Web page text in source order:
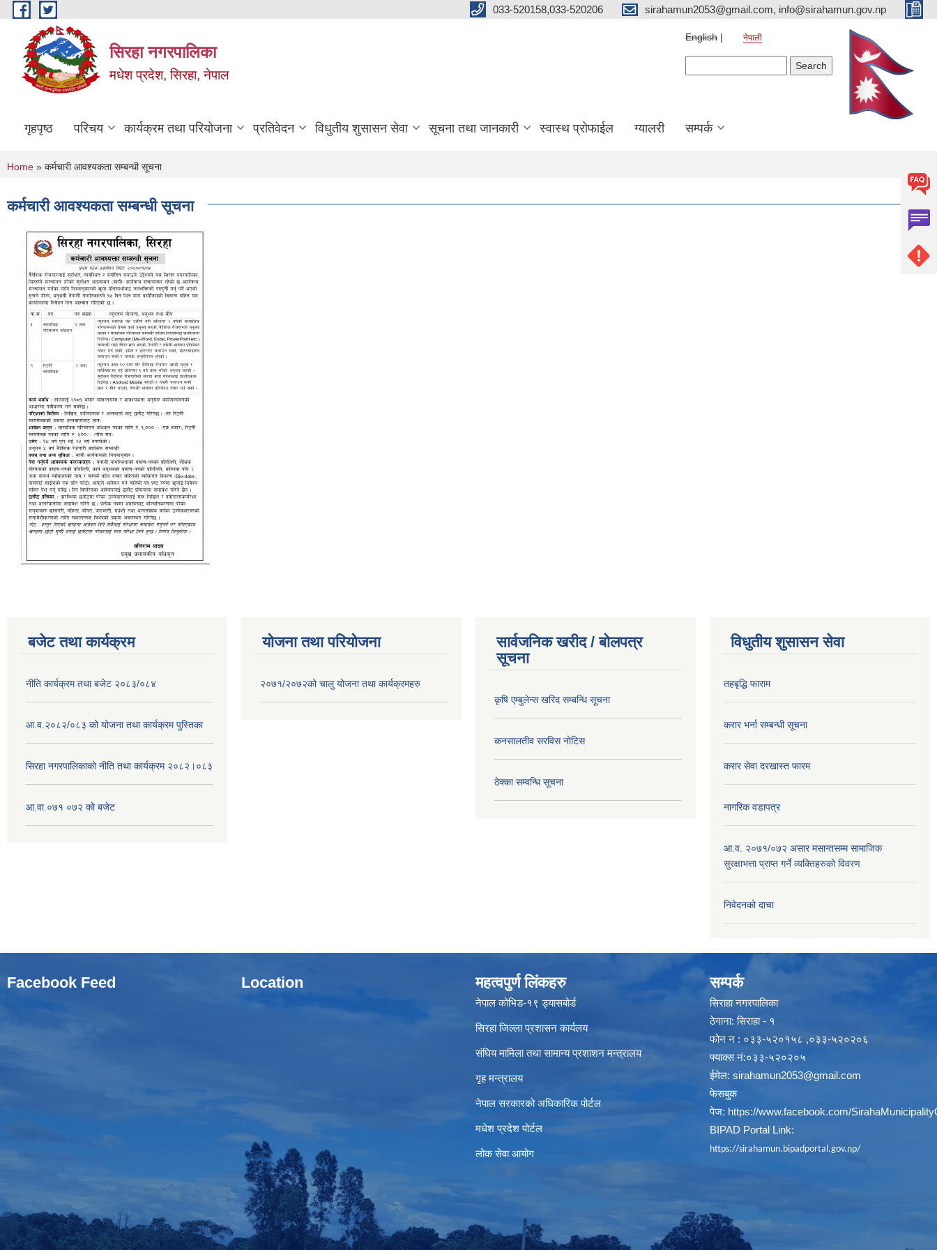
Skip to main content 033-520158,033-520206 sirahamun2053@gmail.com, info@sirahamun.gov.np
सिरहा नगरपालिका
मधेश प्रदेश, सिरहा, नेपाल
English नेपाली
गृहपृष्ठ परिचय कार्यक्रम तथा परियोजना प्रतिवेदन विधुतीय शुसासन सेवा सूचना तथा जानकारी स्वास्थ प्रोफाईल ग्यालरी सम्पर्क
You are here
Home » कर्मचारी आवश्यकता सम्बन्धी सूचना
कर्मचारी आवश्यकता सम्बन्धी सूचना
बजेट तथा कार्यक्रम
नीति कार्यक्रम तथा बजेट २०८३/०८४
आ.व.२०८२/०८३ को योजना तथा कार्यक्रम पुस्तिका
सिरहा नगरपालिकाको नीति तथा कार्यक्रम २०८२।०८३
आ.वा.०७१ ०७२ को बजेट
योजना तथा परियोजना
२०७१/२०७२को चालु योजना तथा कार्यक्रमहरु
सार्वजनिक खरीद / बोलपत्र
सूचना
कृषि एम्बुलेन्स खरिद सम्बन्धि सूचना
कनसालतीव सरविस नोटिस
ठेक्का सम्वन्धि सूचना
विधुतीय शुसासन सेवा
तहबृद्धि फाराम
करार भर्ना सम्बन्धी सूचना
करार सेवा दरखास्त फारम
नागरिक वडापत्र
आ.व. २०७१/०७२ असार मसान्तसम्म सामाजिक
सुरक्षाभत्ता प्राप्त गर्ने व्यक्तिहरुको विवरण
निवेदनको दाचा
Facebook Feed Location महत्वपुर्ण लिंकहरु
नेपाल कोभिड-१९ ड्यासबोर्ड
सिरहा जिल्ला प्रशासन कार्यलय
संघिय मामिला तथा सामान्य प्रशाशन मन्त्रालय
गृह मन्त्रालय
नेपाल सरकारको अधिकारिक पोर्टल
मधेश प्रदेश पोर्टल
लोक सेवा आयोग
सम्पर्क
सिराहा नगरपालिका
ठेगाना: सिराहा - १
फोन न : ०३३-५२०१५८ ,०३३-५२०२०६
फ्याक्स नं:०३३-५२०२०५
ईमेल: sirahamun2053@gmail.com
फेसबुक
पेज: https://www.facebook.com/
BIPAD Portal Link:
https://sirahamun.bipadportal.gov.np/